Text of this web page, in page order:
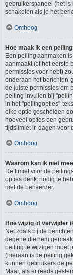
gebruikerspaneel (het is
schakelen als je het
Omhoog
Hoe maak ik een
Een peiling aanmaken
aanmaakt (of het eerste
permissies voor hebt)
onderaan het berichten-
de juiste permissies om
peiling invullen bij
in het "peilingopties"-
elke optie gescheiden
hoeveel opties een
tijdslimiet in dagen voor
Omhoog
Waarom kan ik niet
De limiet voor de
opties denkt nodig te
met de beheerder.
Omhoog
Hoe wijzig of verwijder
Net zoals bij de
degene die hem
peiling te wijzigen moet
(hieraan is de peiling
kunnen gebruikers de
Maar, als er reeds